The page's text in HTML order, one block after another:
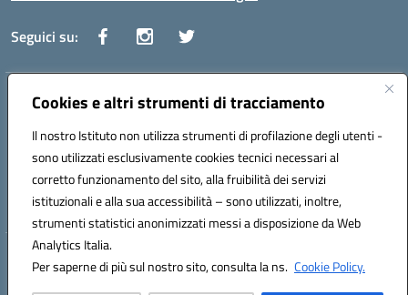
Cookies e altri strumenti di tracciamento
Il nostro Istituto non utilizza strumenti di profilazione degli utenti -
sono utilizzati esclusivamente cookies tecnici necessari al
corretto funzionamento del sito, alla fruibilità dei servizi
istituzionali e alla sua accessibilità – sono utilizzati, inoltre,
strumenti statistici anonimizzati messi a disposizione da Web
Analytics Italia.
Per saperne di più sul nostro sito, consulta la ns. Cookie Policy.
Seguici su:
Indirizzo:Via Vaccari n.5 e Via Falcone n.20 - 91025 Marsala
Posta elettronica certificata (PEC):tppm03000q@pec.istruzione.it
Codice fiscale: 82004490817
Codice meccanografico: TPPM03000Q
Hosting & Powered by 3D Solution S.r.l.
Concept & Design by Designers Italia